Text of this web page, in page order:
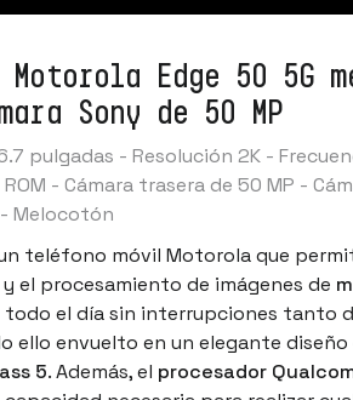
Motorola Edge 50 5G
Sony de 50 MP
pulgadas - Resolución 2K -
ROM - Cámara trasera de 50 MP -
Melocotón
teléfono móvil Motorolaque
y el procesamiento de imágenes de
el día sin interrupciones tanto
ello envuelto en un elegante
5. Además, el procesador